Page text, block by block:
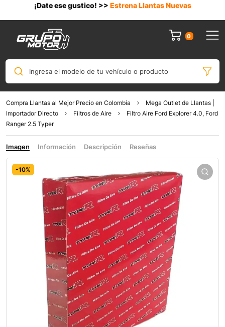
¡Date ese gustico! >> Estrena Llantas Nuevas
0
Ingresa el modelo de tu vehículo o producto
Compra Llantas al Mejor Precio en Colombia
Mega Outlet de Llantas |
Importador Directo
Filtros de Aire
Filtro Aire Ford Explorer 4.0, Ford
Ranger 2.5 Typer
Imagen Información Descripción Reseñas
-10%